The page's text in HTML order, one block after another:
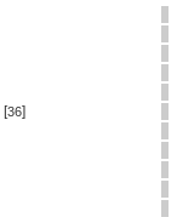
[36]